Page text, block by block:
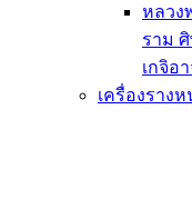
หลวง
ราม
เกจิอ
เครื่องรางห